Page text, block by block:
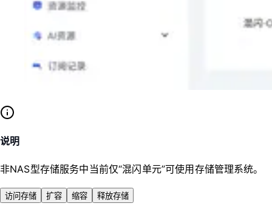
说明
非NAS型存储服务中当前仅“混闪单元”可使用存储管理系统。
访问存储 扩容 缩容 释放存储